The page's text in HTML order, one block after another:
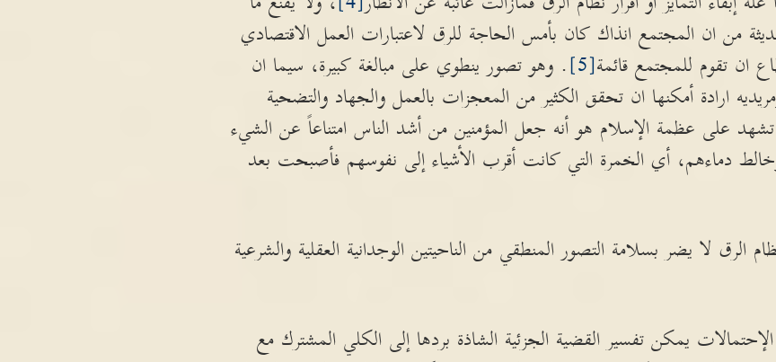
من ان المجتمع انذاك كان بأمس الحاجة للرق لاعتبارات العمل الاقتصادي
ان تقوم للمجتمع قائمة[5]
. وهو تصور ينطوي على مبالغة كبيرة، سيما ان
ارادة أمكنها ان تحقق الكثير من المعجزات بالعمل والجهاد والتضحية
تشهد على عظمة الإسلام هو أنه جعل المؤمنين من أشد الناس امتناعاً عن الشيء
دماءهم، أي الخمرة التي كانت أقرب الأشياء إلى نفوسهم فأصبحت بعد
الرق لا يضر بسلامة التصور المنطقي من الناحيتين الوجدانية العقلية والشرعية
يمكن تفسير القضية الجزئية الشاذة بردها إلى الكلي المشترك مع